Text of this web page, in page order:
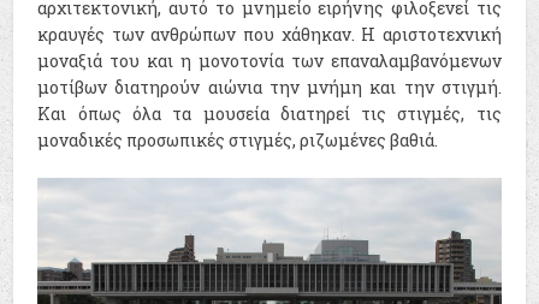
αρχιτεκτονική, αυτό το μνημείο ειρήνης φιλοξενεί τις
κραυγές των ανθρώπων που χάθηκαν. Η αριστοτεχνική
μοναξιά του και η μονοτονία των επαναλαμβανόμενων
μοτίβων διατηρούν αιώνια την μνήμη και την στιγμή.
Και όπως όλα τα μουσεία διατηρεί τις στιγμές, τις
μοναδικές προσωπικές στιγμές, ριζωμένες βαθιά.